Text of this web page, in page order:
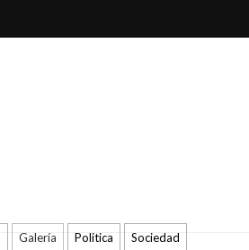
Galería Politica Sociedad